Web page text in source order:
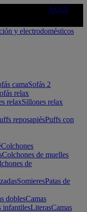
AQUÍ
camaSofás 2
relax
relaxSillones relax
reposapiésPuffs con
Colchones
Colchones de muelles
de
SomieresPatas de
doblesCamas
infantilesLiterasCamas